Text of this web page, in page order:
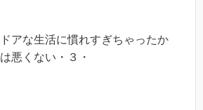
アな生活に慣れすぎちゃったか
悪くない・３・